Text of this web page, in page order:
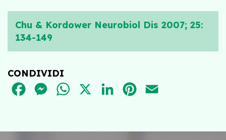
Chu & Kordower Neurobiol Dis 2007; 25:
134-149
CONDIVIDI
FACEBOOKMESSENGER
WHATSAPPLINKEDINPINTEREST